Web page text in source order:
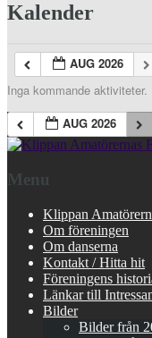
Kalender
AUG 2026
Inga kommande aktiviteter.
AUG 2026
Menu
Klippan
Om föreningen
Om danserna
Kontakt / Hitta hit
Föreningens
Länkar till
Bilder
Bilder från